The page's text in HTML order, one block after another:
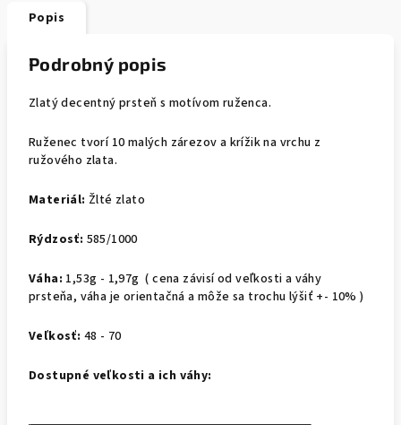
Popis
Podrobný popis
Zlatý decentný prsteň s motívom ruženca.
Ruženec tvorí 10 malých zárezov a krížik na vrchu z
ružového zlata.
Materiál: Žlté zlato
Rýdzosť: 585/1000
Váha: 1,53g - 1,97g ( cena závisí od veľkosti a váhy
prsteňa, váha je orientačná a môže sa trochu lýšiť +- 10% )
Veľkosť: 48 - 70
Dostupné veľkosti a ich váhy: